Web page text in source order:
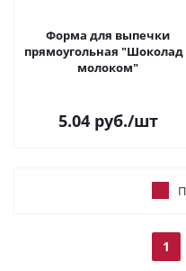
Форма для выпечки
прямоугольная "Шоколад
молоком"
5.04руб./шт
1